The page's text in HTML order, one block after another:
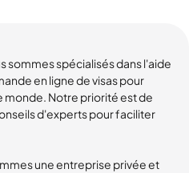
sommes spécialisés dans l'aide
en ligne de visas pour
monde. Notre priorité est de
d'experts pour faciliter
une entreprise privée et